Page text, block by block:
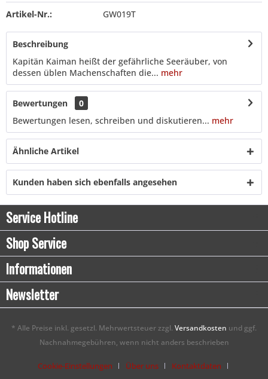
Artikel-Nr.: GW019T
Beschreibung
Kapitän Kaiman heißt der gefährliche Seeräuber, von
dessen üblen Machenschaften die... mehr
Bewertungen
0
Bewertungen lesen, schreiben und diskutieren... mehr
Ähnliche Artikel
Kunden haben sich ebenfalls angesehen
Service Hotline
Shop Service
Informationen
Newsletter
* Alle Preise inkl. gesetzl. Mehrwertsteuer zzgl. Versandkosten und ggf.
Nachnahmegebühren, wenn nicht anders beschrieben
Cookie-Einstellungen Über uns Kontaktdaten